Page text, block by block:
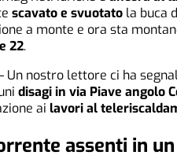
scavato e svuotato la buca
a monte e ora sta
22.
– Un nostro lettore ci ha
disagi in via Piave angolo
ai lavori al
assenti in